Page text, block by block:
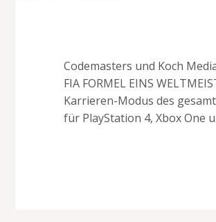
Codemasters und Koch
FIA FORMEL EINS
Karrieren-Modus des
für PlayStation 4, Xbox One